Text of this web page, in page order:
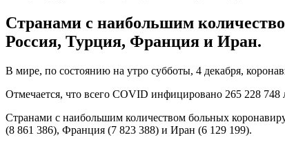
Странами с наибольшим
Россия, Турция, Франция и Иран.
В мире, по состоянию на утро субботы, 4 декабря,
Отмечается, что всего COVID инфицировано 265 228
Странами с наибольшим количеством больных
(8 861 386), Франция (7 823 388) и Иран (6 129 199).